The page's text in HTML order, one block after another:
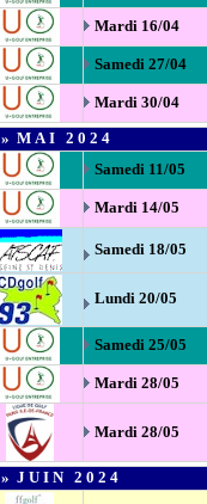
Mardi 16/04
Samedi 27/04
Mardi 30/04
» MAI 2024
Samedi 11/05
Mardi 14/05
Samedi 18/05
Lundi 20/05
Samedi 25/05
Mardi 28/05
Mardi 28/05
» JUIN 2024